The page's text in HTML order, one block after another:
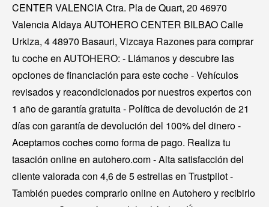
CENTER VALENCIA Ctra. Pla de Quart, 20 46970
Valencia Aldaya AUTOHERO CENTER BILBAO Calle
Urkiza, 4 48970 Basauri, Vizcaya Razones para comprar
tu coche en AUTOHERO: - Llámanos y descubre las
opciones de financiación para este coche - Vehículos
revisados y reacondicionados por nuestros expertos con
1 año de garantía gratuita - Política de devolución de 21
días con garantía de devolución del 100% del dinero -
Aceptamos coches como forma de pago. Realiza tu
tasación online en autohero.com - Alta satisfacción del
cliente valorada con 4,6 de 5 estrellas en Trustpilot -
También puedes comprarlo online en Autohero y recibirlo